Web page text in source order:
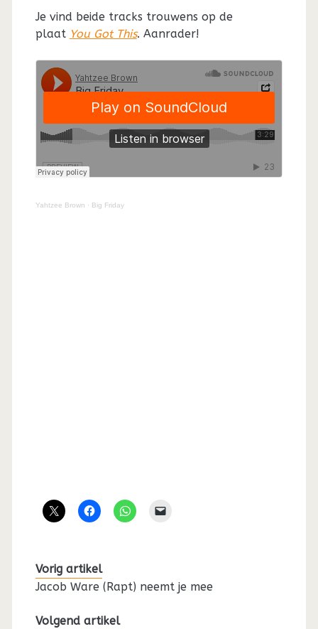
Je vind beide tracks trouwens op de
plaat You Got This. Aanrader!
Yahtzee Brown · Big Friday
Vorig artikel
Jacob Ware (Rapt) neemt je mee
Volgend artikel